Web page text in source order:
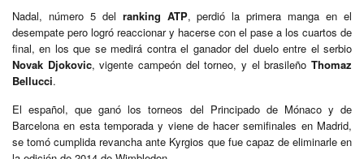
Nadal, número 5 del ranking ATP, perdió la primera manga en el
desempate pero logró reaccionar y hacerse con el pase a los cuartos de
final, en los que se medirá contra el ganador del duelo entre el serbio
Novak Djokovic, vigente campeón del torneo, y el brasileñoThomaz
Bellucci.
El español, que ganó los torneos del Principado de Mónaco y de
Barcelona en esta temporada y viene de hacer semifinales en Madrid,
se tomó cumplida revancha ante Kyrgios que fue capaz de eliminarle en